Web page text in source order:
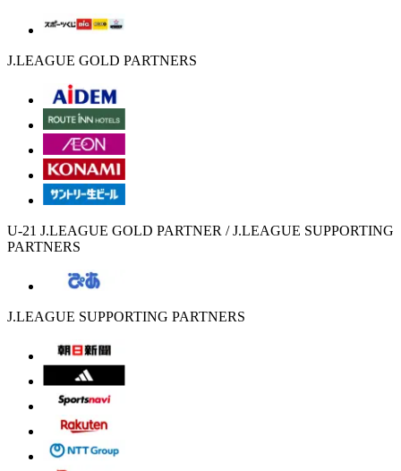
J.LEAGUE GOLD PARTNERS
U-21 J.LEAGUE GOLD PARTNER / J.LEAGUE SUPPORTING
PARTNERS
J.LEAGUE SUPPORTING PARTNERS